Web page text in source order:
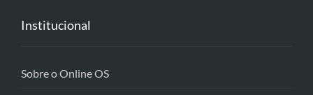
Institucional
Sobre o Online OS